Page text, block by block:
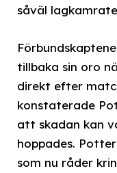
såväl
tillbaka sin oro
direkt efter
konstaterade
att skadan kan
hoppades.
som nu råder